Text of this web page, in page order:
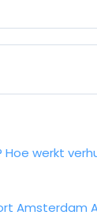
Hoe werkt
Amsterdam